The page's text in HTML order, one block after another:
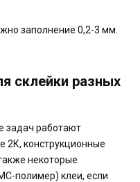
заполнение 0,2-3 мм.
склейки разных
задач работают
2К, конструкционные
некоторые
полимер) клеи, если